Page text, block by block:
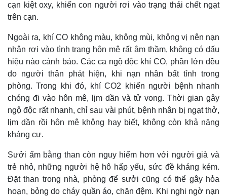
Quan sát
Cuộc sống đó đây
Hồ sơ
Video
Ảnh
E-Magazine
Infographic
cạn kiệt oxy, khiến con người rơi vào trạng thái chết ngạt
trên cạn.
Ngoài ra, khí CO không màu, không mùi, không vị nên nạn
nhân rơi vào tình trạng hôn mê rất âm thầm, không có dấu
hiệu nào cảnh báo. Các ca ngộ độc khí CO, phần lớn đều
do người thân phát hiện, khi nạn nhân bất tỉnh trong
phòng. Trong khi đó, khí CO2 khiến người bệnh nhanh
chóng đi vào hôn mê, lịm dần và tử vong. Thời gian gây
ngộ độc rất nhanh, chỉ sau vài phút, bệnh nhân bị ngạt thở,
lịm dần rồi hôn mê không hay biết, không còn khả năng
kháng cự.
Sưởi ấm bằng than còn nguy hiểm hơn với người già và
trẻ nhỏ, những người hệ hô hấp yếu, sức đề kháng kém.
Đặt than trong nhà, phòng để sưởi cũng có thể gây hỏa
hoạn, bỏng do cháy quần áo, chăn đệm. Khi nghi ngờ nạn